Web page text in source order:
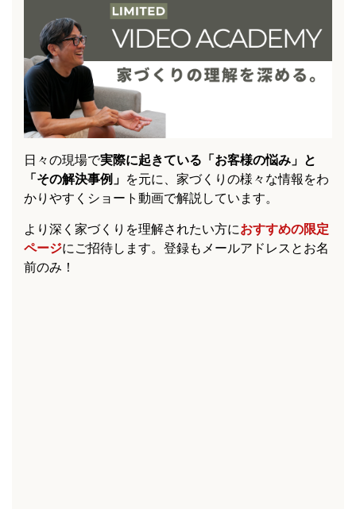
日々の現場で実際に起きている「お客様の悩み」と
「その解決事例」 を元に、家づくりの様々な情報をわ
かりやすくショート動画で解説しています。
より深く家づくりを理解されたい方におすすめの限定
ページにご招待します。登録もメールアドレスとお名
前のみ！